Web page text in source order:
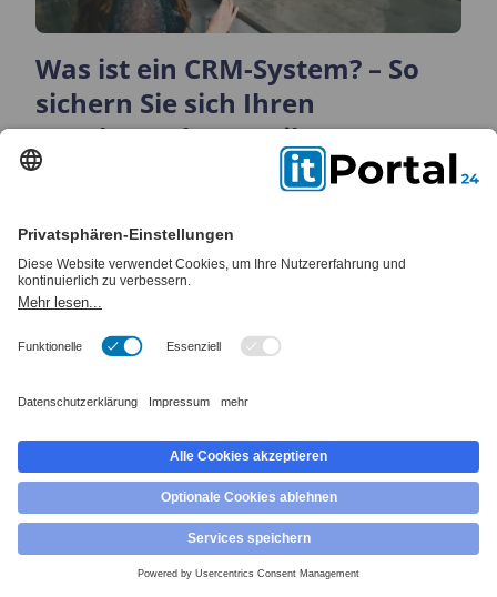
Was ist ein CRM-System? – So
sichern Sie sich Ihren
Wettbewerbsvorteil
Kundenmanagement und Ihren Kundenservice zu
verbessern. Erfahren Sie hier, was es mit mit CRM-
Software auf sich hat.
Weiterlesen